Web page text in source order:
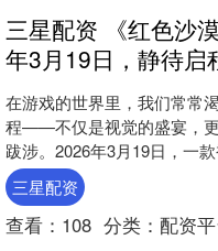
三星配资 《红色沙
年3月19日，静待启
在游戏的世界里，我们常常
程——不仅是视觉的盛宴，
跋涉。2026年3月19日，一
寄予厚望的开放世界动作冒险
色沙漠》，将正式....
三星配资
查看： 108 分类： 配资